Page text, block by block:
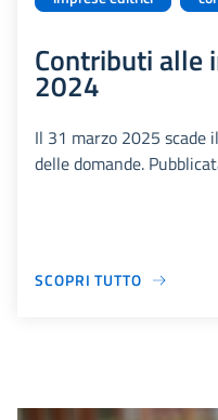
Contributi alle
2024
Il 31 marzo 2025 scade
delle domande.
SCOPRI TUTTO